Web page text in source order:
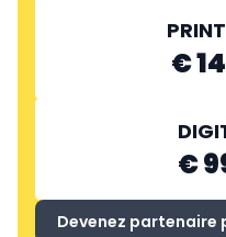
€
€
Devenez partenaire